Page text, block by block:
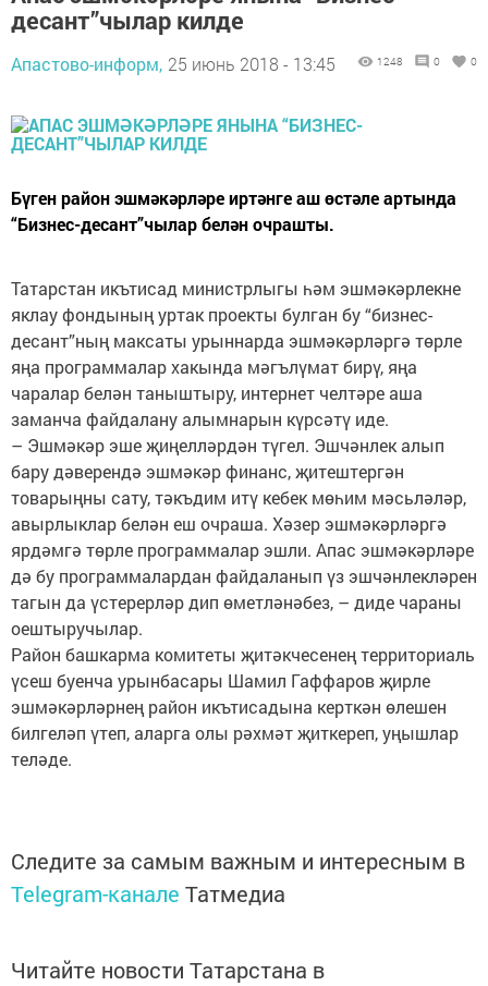
десант”чылар килде
Апастово-информ, 25 июнь 2018 - 13:45 1248 0 0
Бүген район эшмәкәрләре иртәнге аш өстәле артында
“Бизнес-десант”чылар белән очрашты.
Татарстан икътисад министрлыгы һәм эшмәкәрлекне
яклау фондының уртак проекты булган бу “бизнес-
десант”ның максаты урыннарда эшмәкәрләргә төрле
яңа программалар хакында мәгълүмат бирү, яңа
чаралар белән таныштыру, интернет челтәре аша
заманча файдалану алымнарын күрсәтү иде.
– Эшмәкәр эше җиңелләрдән түгел. Эшчәнлек алып
бару дәверендә эшмәкәр финанс, җитештергән
товарыңны сату, тәкъдим итү кебек мөһим мәсьләләр,
авырлыклар белән еш очраша. Хәзер эшмәкәрләргә
ярдәмгә төрле программалар эшли. Апас эшмәкәрләре
дә бу программалардан файдаланып үз эшчәнлекләрен
тагын да үстерерләр дип өметләнәбез, – диде чараны
оештыручылар.
Район башкарма комитеты җитәкчесенең территориаль
үсеш буенча урынбасары Шамил Гаффаров җирле
эшмәкәрләрнең район икътисадына керткән өлешен
билгеләп үтеп, аларга олы рәхмәт җиткереп, уңышлар
теләде.
Следите за самым важным и интересным в
Telegram-канале Татмедиа
Читайте новости Татарстана в